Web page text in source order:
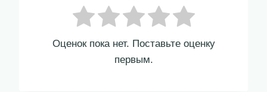
Оценок пока нет. Поставьте оценку
первым.